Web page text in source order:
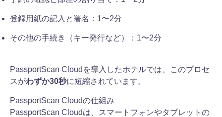
登録用紙の記入と署名：1〜2分
その他の手続き（キー発行など）：1〜2分
PassportScan Cloudを導入したホテルでは、このプロセ
スがわずか30秒に短縮されています。
PassportScan Cloudの仕組み
PassportScan Cloudは、スマートフォンやタブレットの